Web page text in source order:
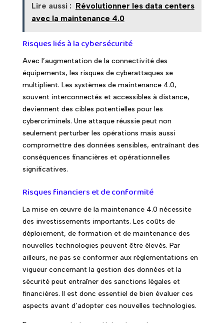
Lire aussi : Révolutionner les data centers
avec la maintenance 4.0
Risques liés à la cybersécurité
Avec l’augmentation de la connectivité des
équipements, les risques de cyberattaques se
multiplient. Les systèmes de maintenance 4.0,
souvent interconnectés et accessibles à distance,
deviennent des cibles potentielles pour les
cybercriminels. Une attaque réussie peut non
seulement perturber les opérations mais aussi
compromettre des données sensibles, entraînant des
conséquences financières et opérationnelles
significatives.
Risques financiers et de conformité
La mise en œuvre de la maintenance 4.0 nécessite
des investissements importants. Les coûts de
déploiement, de formation et de maintenance des
nouvelles technologies peuvent être élevés. Par
ailleurs, ne pas se conformer aux réglementations en
vigueur concernant la gestion des données et la
sécurité peut entraîner des sanctions légales et
financières. Il est donc essentiel de bien évaluer ces
aspects avant d’adopter ces nouvelles technologies.